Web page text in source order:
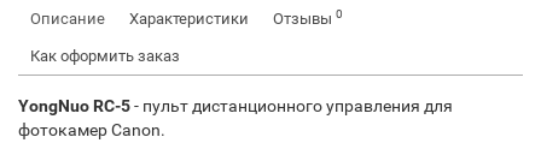
Описание Характеристики Отзывы 0
Как оформить заказ
YongNuo RC-5- пульт дистанционного управления для
фотокамер Canon.